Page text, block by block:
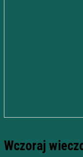
Wczoraj